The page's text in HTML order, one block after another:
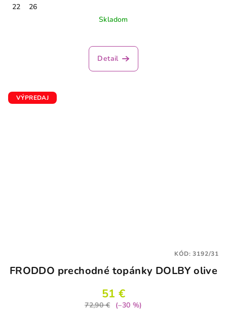
22
26
Skladom
Detail
VÝPREDAJ
FRODDO prechodné topánky DOLBY olive
51 €
72,90 €
(–30 %)
KÓD:3192/31